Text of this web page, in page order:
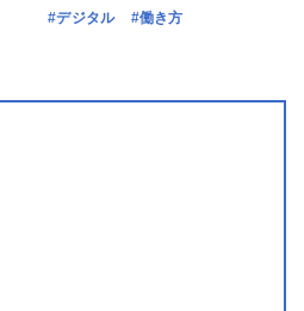
#デジタル #働き方